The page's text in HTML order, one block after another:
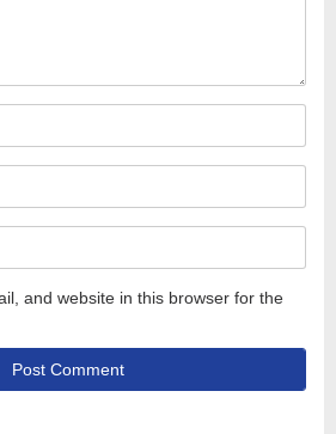
and website in this browser for the